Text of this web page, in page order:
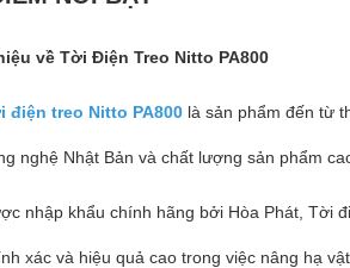
về Tời Điện Treo Nitto PA800
điện treo Nitto PA800 là sản phẩm đến từ
nghệ Nhật Bản và chất lượng sản phẩm
nhập khẩu chính hãng bởi Hòa Phát, Tời
xác và hiệu quả cao trong việc nâng hạ